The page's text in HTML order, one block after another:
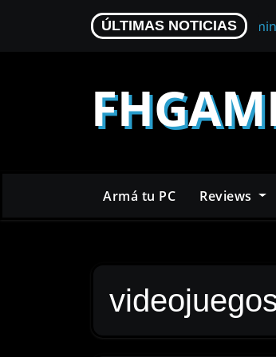
ÚLTIMAS NOTICIAS
Micrófono para
Armá tu PC Reviews